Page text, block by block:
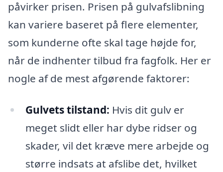
påvirker prisen. Prisen på gulvafslibning
kan variere baseret på flere elementer,
som kunderne ofte skal tage højde for,
når de indhenter tilbud fra fagfolk. Her er
nogle af de mest afgørende faktorer:
Gulvets tilstand: Hvis dit gulv er
meget slidt eller har dybe ridser og
skader, vil det kræve mere arbejde og
større indsats at afslibe det, hvilket